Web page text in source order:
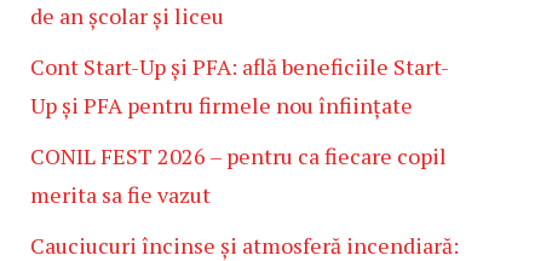
de an școlar și liceu
Cont Start-Up și PFA: află beneficiile Start-
Up și PFA pentru firmele nou înființate
CONIL FEST 2026 – pentru ca fiecare copil
merita sa fie vazut
Cauciucuri încinse și atmosferă incendiară: